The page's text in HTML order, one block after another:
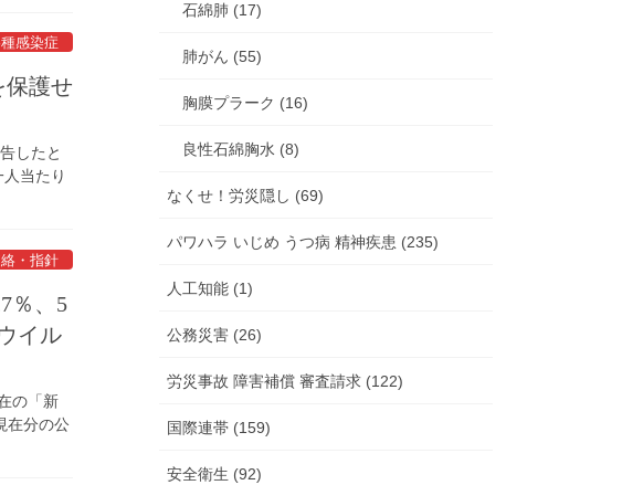
感染症
保護せ
したと
当たり
・指針
％、5
イル
の「新
在分の公
石綿肺 (17)
肺がん (55)
胸膜プラーク (16)
良性石綿胸水 (8)
なくせ！労災隠し (69)
パワハラ いじめ うつ病 精神疾患 (235)
人工知能 (1)
公務災害 (26)
労災事故 障害補償 審査請求 (122)
国際連帯 (159)
安全衛生 (92)